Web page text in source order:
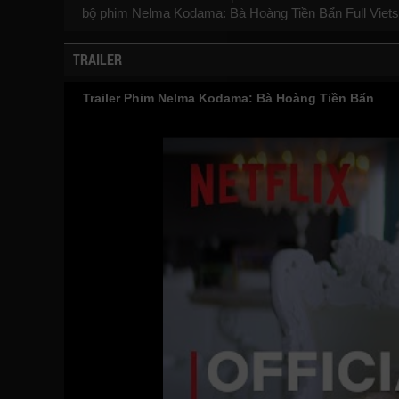
bộ phim Nelma Kodama: Bà Hoàng Tiền Bẩn Full
TRAILER
Trailer Phim Nelma Kodama: Bà Hoàng Tiền Bẩn